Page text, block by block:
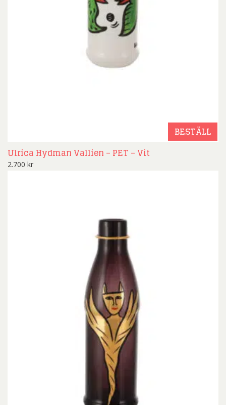
BESTÄLL
Ulrica Hydman Vallien – PET – Vit
2.700 kr